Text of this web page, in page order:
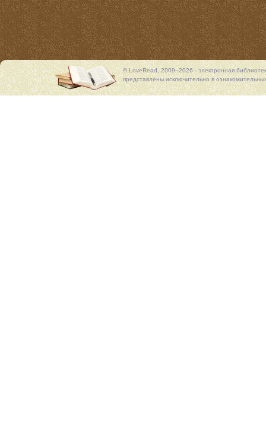
© LoveRead, 2009–2026 - электронная
представлены исключительно в